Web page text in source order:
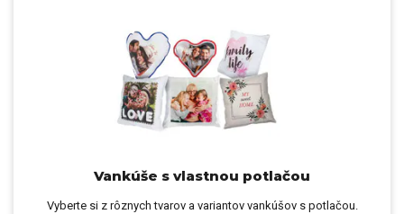
Fotoknihy a fotozošity
Personalizované hry
Vankúše a iný textil
Tašky, vaky, ruksaky
Vankúše s vlastnou potlačou
Vyberte si z rôznych tvarov a variantov vankúšov s potlačou.